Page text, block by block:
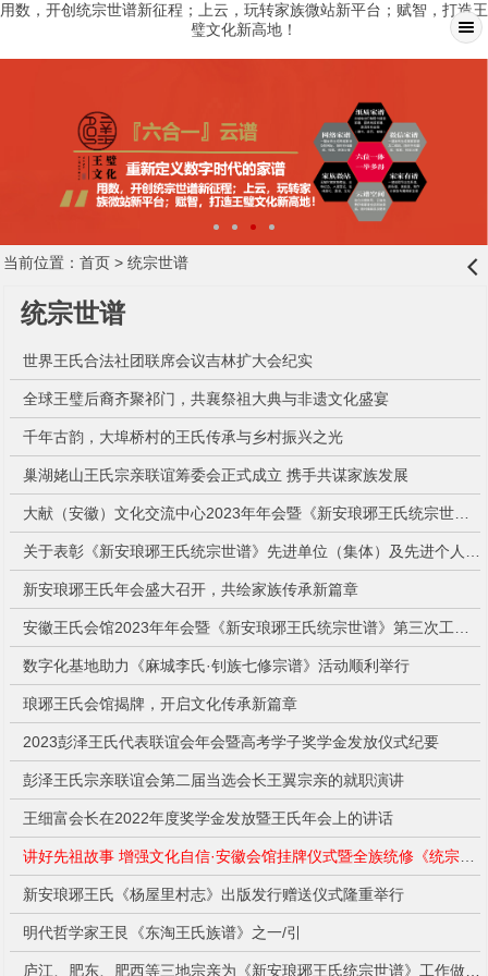
用数，开创统宗世谱新征程；上云，玩转家族微站新平台；赋智，打造王
璧文化新高地！
当前位置： 首页> 统宗世谱 󰊒
统宗世谱
世界王氏合法社团联席会议吉林扩大会纪实
全球王璧后裔齐聚祁门，共襄祭祖大典与非遗文化盛宴
千年古韵，大埠桥村的王氏传承与乡村振兴之光
巢湖姥山王氏宗亲联谊筹委会正式成立 携手共谋家族发展
新安琅琊王氏年会盛大召开，共绘家族传承新篇章
数字化基地助力《麻城李氏·钊族七修宗谱》活动顺利举行
琅琊王氏会馆揭牌，开启文化传承新篇章
2023彭泽王氏代表联谊会年会暨高考学子奖学金发放仪式纪要
彭泽王氏宗亲联谊会第二届当选会长王翼宗亲的就职演讲
王细富会长在2022年度奖学金发放暨王氏年会上的讲话
新安琅琊王氏《杨屋里村志》出版发行赠送仪式隆重举行
明代哲学家王艮《东淘王氏族谱》之一/引